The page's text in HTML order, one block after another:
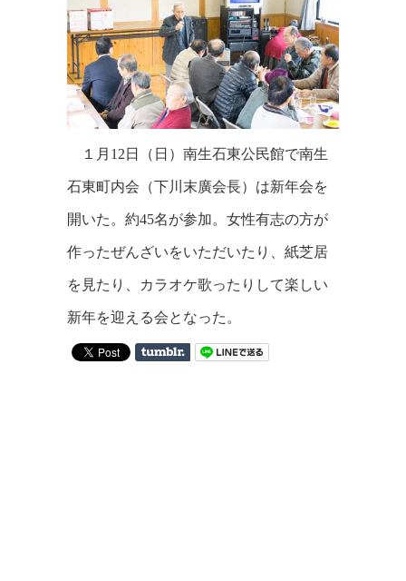
１月12日（日）南生石東公民館で南生
石東町内会（下川末廣会長）は新年会を
開いた。約45名が参加。女性有志の方が
作ったぜんざいをいただいたり、紙芝居
を見たり、カラオケ歌ったりして楽しい
新年を迎える会となった。